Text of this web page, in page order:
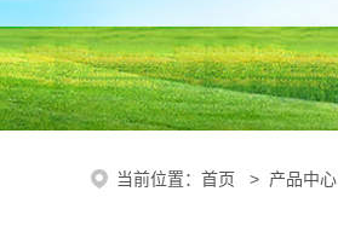
当前位置： 首页 > 产品中心